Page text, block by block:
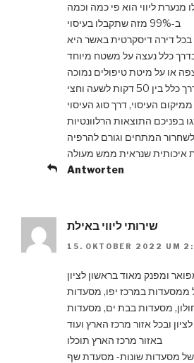
ליווי הוא פי כמה וכמה
ב-99% מזה שתקבלו בעיסוי
העיסוי, דרך סוג העיסוי
Antworten
שירותי ליווי באילת
15. OKTOBER 2022 UM
ממסעדות במרכז יפו, מסעדות
מסעדות בבת ים, מסעדות
באזור מרכז הארץ תוכלו